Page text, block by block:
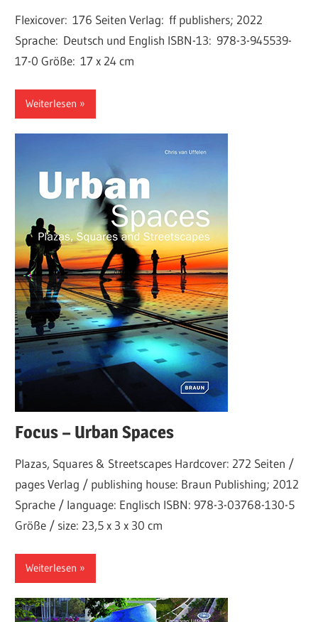
Flexicover: 176 Seiten Verlag: ff publishers; 2022
Sprache: Deutsch und English ISBN-13: 978-3-945539-
17-0 Größe: 17 x 24 cm
Weiterlesen
Focus – Urban Spaces
Plazas, Squares & Streetscapes Hardcover: 272 Seiten /
pages Verlag / publishing house: Braun Publishing; 2012
Sprache / language: Englisch ISBN: 978-3-03768-130-5
Größe / size: 23,5 x 3 x 30 cm
Weiterlesen